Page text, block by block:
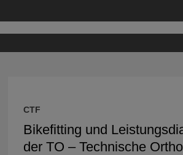
CTF
Bikefitting und
der TO – Technische